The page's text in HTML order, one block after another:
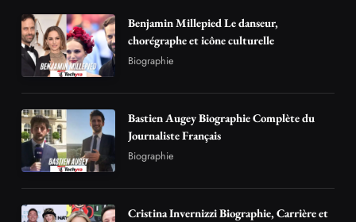
Benjamin Millepied Le danseur,
chorégraphe et icône culturelle
Biographie
Bastien Augey Biographie Complète du
Journaliste Français
Biographie
Cristina Invernizzi Biographie, Carrière et